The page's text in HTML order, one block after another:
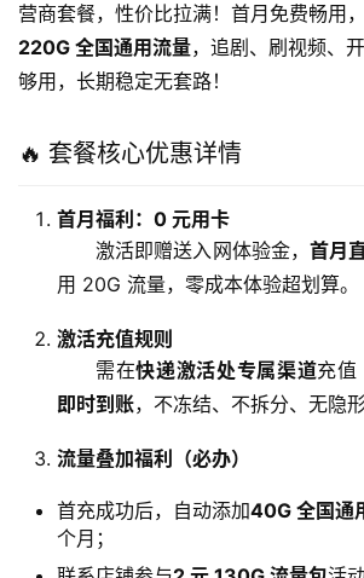
营商套餐，性价比拉满！首月免费畅用
220G 全国通用流量，追剧、刷视频、
够用，长期稳定无套路！
🔥 套餐核心优惠详情
首月福利：0 元用卡
激活即赠送入网体验金，首月
用 20G 流量，零成本体验超划算。
激活充值规则
需在快递激活处专属渠道充值
即时到账，不冻结、不拆分、无隐形
流量叠加福利（必办）
首充成功后，自动添加40G 全国通
个月；